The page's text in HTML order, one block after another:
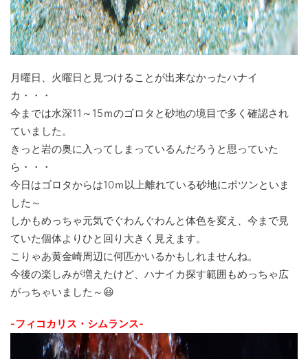
月曜日、火曜日と見つけることが出来なかったハナイ
カ・・・
今までは水深11～15ｍのゴロタと砂地の境目で多く確認され
ていました。
きっと岩の奥に入ってしまっているんだろうと思っていた
ら・・・
今日はゴロタからは10ｍ以上離れている砂地にポツンといま
した～
しかもめっちゃ元気でぐわんぐわんと体色を変え、今まで見
ていた個体よりひと回り大きく見えます。
こりゃあ黄金崎周辺に何匹かいるかもしれませんね。
今後の楽しみが増えたけど、ハナイカ探す範囲もめっちゃ広
がっちゃいました～😃
-フィコカリス・シムランス-